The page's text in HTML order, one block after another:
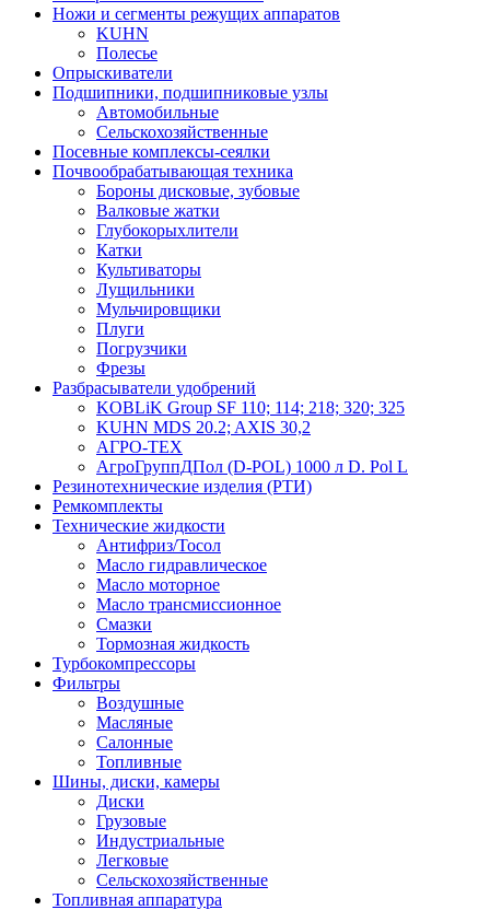
Ножи и сегменты режущих аппаратов
KUHN
Полесье
Опрыскиватели
Подшипники, подшипниковые узлы
Автомобильные
Сельскохозяйственные
Посевные комплексы-сеялки
Почвообрабатывающая техника
Бороны дисковые, зубовые
Валковые жатки
Глубокорыхлители
Катки
Культиваторы
Лущильники
Мульчировщики
Плуги
Погрузчики
Фрезы
Разбрасыватели удобрений
KOBLiK Group SF 110; 114; 218; 320; 325
KUHN MDS 20.2; AXIS 30,2
АГРО-ТЕХ
АгроГруппДПол (D-POL) 1000 л D. Pol L
Резинотехнические изделия (РТИ)
Ремкомплекты
Технические жидкости
Антифриз/Тосол
Масло гидравлическое
Масло моторное
Масло трансмиссионное
Смазки
Тормозная жидкость
Турбокомпрессоры
Фильтры
Воздушные
Масляные
Салонные
Топливные
Шины, диски, камеры
Диски
Грузовые
Индустриальные
Легковые
Сельскохозяйственные
Топливная аппаратура